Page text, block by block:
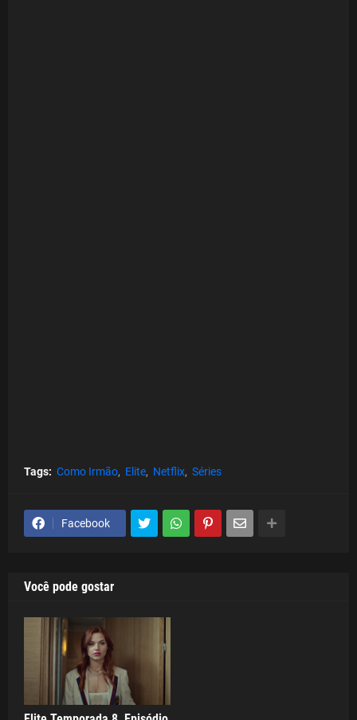
Tags: Como Irmão Elite Netflix Séries
Facebook
Você pode gostar